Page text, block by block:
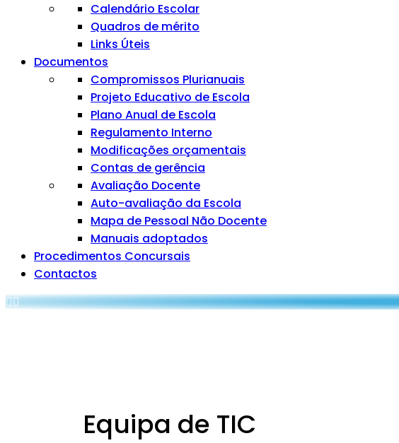
Calendário Escolar
Quadros de mérito
Links Úteis
Documentos
Compromissos Plurianuais
Projeto Educativo de Escola
Plano Anual de Escola
Regulamento Interno
Modificações orçamentais
Contas de gerência
Avaliação Docente
Auto-avaliação da Escola
Mapa de Pessoal Não Docente
Manuais adoptados
Procedimentos Concursais
Contactos
Equipa de TIC